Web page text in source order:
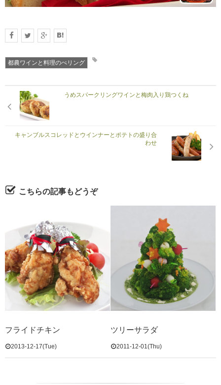
会社概要
都農ワインと料理のぺリング
うめスパークリングワインと梅肉入り鶏つくね
キャンブルスコレッドとウインナーとポテトの盛り合
わせ
こちらの記事もどうぞ
フライドチキン
2013-12-17(Tue)
ツリーサラダ
2011-12-01(Thu)